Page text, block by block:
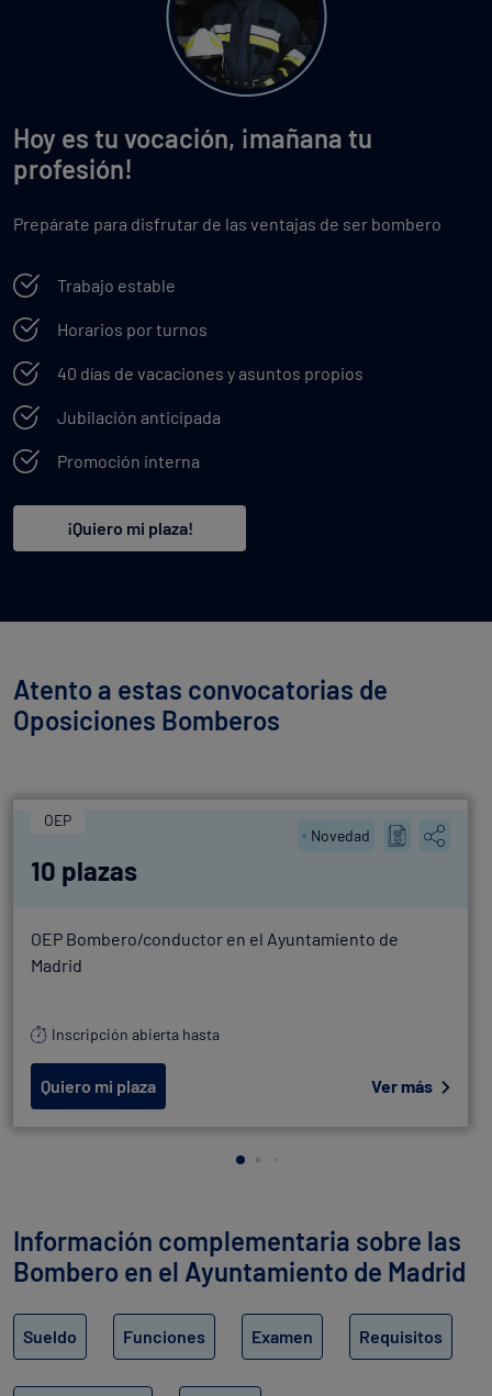
Hoy es tu vocación, ¡mañana tu
profesión!
Prepárate para disfrutar de las ventajas de ser bombero
Trabajo estable
Horarios por turnos
40 días de vacaciones y asuntos propios
Jubilación anticipada
Promoción interna
¡Quiero mi plaza!
Atento a estas convocatorias de
Oposiciones Bomberos
OEP
Novedad
10 plazas
OEP Bombero/conductor en el Ayuntamiento de
Madrid
Inscripción abierta hasta
Quiero mi plaza Ver más
Información complementaria sobre las
Bombero en el Ayuntamiento de Madrid
Sueldo Funciones Examen Requisitos